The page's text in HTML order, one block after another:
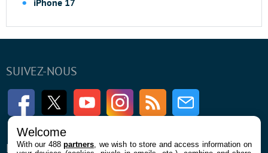
iPhone 17
SUIVEZ-NOUS
FacebookTwitter Youtube InstagramRSS Newsletter
ENTREPRISE À PROPOS
Welcome
With our 488partners , we wish to store and access information on